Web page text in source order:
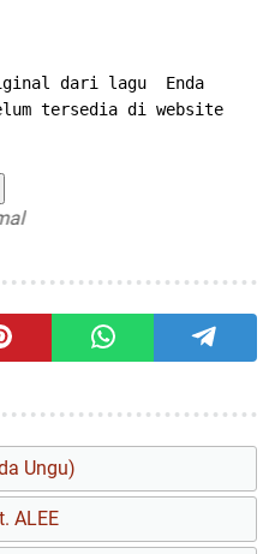
dari lagu  Enda
tersedia di website
Ungu)
ALEE